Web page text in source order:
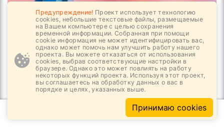
2 708
04.08, 08:54
В Петербурге появится второй небоскрёб
«Лахта Центр»
Предупреждение! Проект использует технологию
cookies, небольшие текстовые файлы, размещаемые
на Вашем компьютере с целью сохранения
временной информации. Собранная при помощи
cookie информация не может идентифицировать вас,
однако может помочь нам улучшить работу нашего
проекта. Вы можете отказаться от использования
cookies, выбрав соответствующие настройки в
браузере. Однако это может повлиять на работу
некоторых функций проекта. Используя этот проект,
вы соглашаетесь на обработку данных о вас в
порядке и целях, указанных выше.
Принимаю cookies